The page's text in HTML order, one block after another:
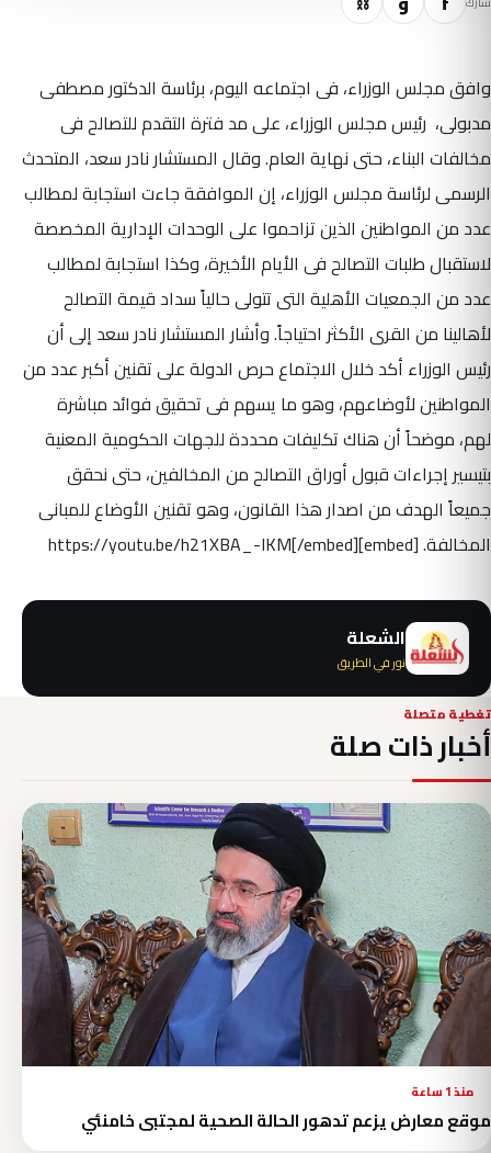
وافق مجلس الوزراء، فى اجتماعه اليوم، برئاسة الدكتور مصطفى
مدبولى، رئيس مجلس الوزراء، على مد فترة التقدم للتصالح فى
مخالفات البناء، حتى نهاية العام. وقال المستشار نادر سعد، المتحدث
الرسمى لرئاسة مجلس الوزراء، إن الموافقة جاءت استجابة لمطالب
عدد من المواطنين الذين تزاحموا على الوحدات الإدارية المخصصة
لاستقبال طلبات التصالح فى الأيام الأخيرة، وكذا استجابة لمطالب
عدد من الجمعيات الأهلية التى تتولى حالياً سداد قيمة التصالح
لأهالينا من القرى الأكثر احتياجاً. وأشار المستشار نادر سعد إلى أن
رئيس الوزراء أكد خلال الاجتماع حرص الدولة على تقنين أكبر عدد من
المواطنين لأوضاعهم، وهو ما يسهم فى تحقيق فوائد مباشرة
لهم، موضحاً أن هناك تكليفات محددة للجهات الحكومية المعنية
بتيسير إجراءات قبول أوراق التصالح من المخالفين، حتى نحقق
جميعاً الهدف من اصدار هذا القانون، وهو تقنين الأوضاع للمبانى
المخالفة. [embed]https://youtu.be/h21XBA_-IKM[/embed]
الشعلة
نور في الطريق
تغطية متصلة
أخبار ذات صلة
منذ 1 ساعة
موقع معارض يزعم تدهور الحالة الصحية لمجتبى خامنئي